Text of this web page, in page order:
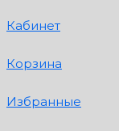
Кабинет
Корзина
Избранные